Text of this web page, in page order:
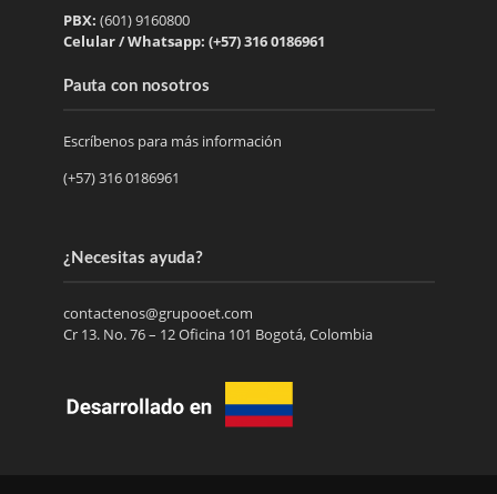
PBX: (601) 9160800
Celular / Whatsapp: (+57) 316 0186961
Pauta con nosotros
Escríbenos para más información
(+57) 316 0186961
¿Necesitas ayuda?
contactenos@grupooet.com
Cr 13. No. 76 – 12 Oficina 101 Bogotá, Colombia